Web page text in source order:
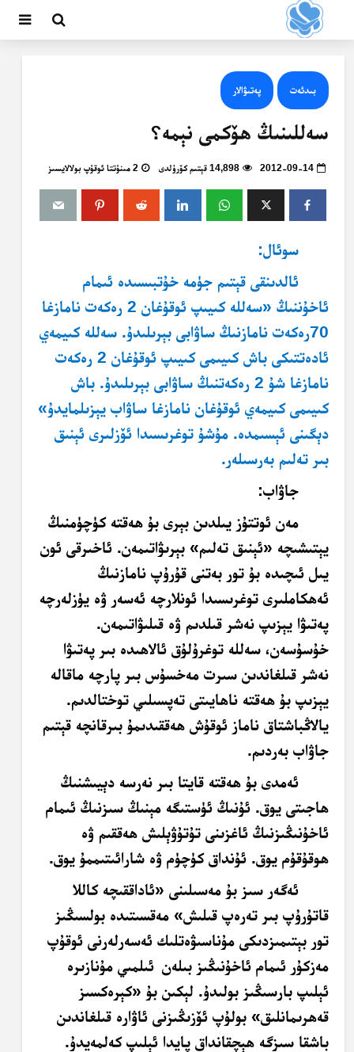
بىدئەت پەتىۋالار
سەللىنىڭ ھۆكمى نېمە؟
2012-09-14 14,898 قېتىم كۆرۈلدى 2 مىنۇتتا ئوقۇپ بولالايسىز
سوئال:
ئالدىنقى قېتىم جۈمە خۇتبىسىدە ئىمام
ئاخۇننىڭ «سەللە كىيىپ ئوقۇغان 2 رەكەت نامازغا
70رەكەت نامازنىڭ ساۋابى بېرىلىدۇ. سەللە كىيمەي
ئادەتتىكى باش كىيىمى كىيىپ ئوقۇغان 2 رەكەت
نامازغا شۇ 2 رەكەتنىڭ ساۋابى بېرىلىدۇ. باش
كىيىمى كىيمەي ئوقۇغان نامازغا ساۋاب يېزىلمايدۇ»
دېگىنى ئېسىمدە. مۇشۇ توغرىسىدا ئۆزلىرى ئېنىق
بىر تەلىم بەرسىلەر.
جاۋاب:
مەن ئوتتۇز يىلدىن بېرى بۇ ھەقتە كۈچۈمنىڭ
يېتىشىچە «ئېنىق تەلىم» بېرىۋاتىمەن. ئاخىرقى ئون
يىل ئىچىدە بۇ تور بەتنى قۇرۇپ نامازنىڭ
ئەھكاملىرى توغرىسىدا ئونلارچە ئەسەر ۋە يۈزلەرچە
پەتىۋا يېزىپ نەشر قىلدىم ۋە قىلىۋاتىمەن.
خۇسۇسەن، سەللە توغرۇلۇق ئالاھىدە بىر پەتىۋا
نەشر قىلغاندىن سىرت مەخسۇس بىر پارچە ماقالە
يېزىپ بۇ ھەقتە ناھايىتى تەپسىلىي توختالدىم.
يالاڭباشتاق ناماز ئوقۇش ھەققىدىمۇ بىرقانچە قېتىم
جاۋاب بەردىم.
ئەمدى بۇ ھەقتە قايتا بىر نەرسە دېيىشنىڭ
ھاجىتى يوق. ئۇنىڭ ئۈستىگە مېنىڭ سىزنىڭ ئىمام
ئاخۇنىڭىزنىڭ ئاغزىنى تۇتۇۋېلىش ھەققىم ۋە
ھوقۇقۇم يوق. ئۇنداق كۈچۈم ۋە شارائىتىممۇ يوق.
ئەگەر سىز بۇ مەسىلىنى «ئاداققىچە كاللا
قاتۇرۇپ بىر تەرەپ قىلىش» مەقسىتىدە بولسىڭىز
تور بېتىمىزدىكى مۇناسىۋەتلىك ئەسەرلەرنى ئوقۇپ
مەزكۇر ئىمام ئاخۇنىڭىز بىلەن ئىلمىي مۇنازىرە
ئېلىپ بارسىڭىز بولىدۇ. لېكىن بۇ «كېرەكسىز
قەھرىمانلىق» بولۇپ ئۆزىڭىزنى ئاۋارە قىلغاندىن
باشقا سىزگە ھېچقانداق پايدا ئېلىپ كەلمەيدۇ.